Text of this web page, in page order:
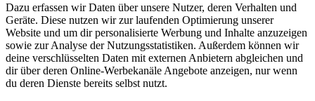
Dazu erfassen wir Daten über unsere Nutzer, deren Verhalten und
Geräte. Diese nutzen wir zur laufenden Optimierung unserer
Website und um dir personalisierte Werbung und Inhalte anzuzeigen
sowie zur Analyse der Nutzungsstatistiken. Außerdem können wir
deine verschlüsselten Daten mit externen Anbietern abgleichen und
dir über deren Online-Werbekanäle Angebote anzeigen, nur wenn
du deren Dienste bereits selbst nutzt.